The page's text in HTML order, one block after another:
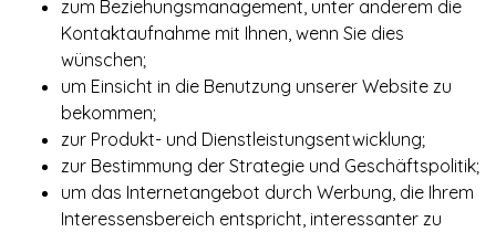
zum Beziehungsmanagement, unter anderem die
Kontaktaufnahme mit Ihnen, wenn Sie dies
wünschen;
um Einsicht in die Benutzung unserer Website zu
bekommen;
zur Produkt- und Dienstleistungsentwicklung;
zur Bestimmung der Strategie und Geschäftspolitik;
um das Internetangebot durch Werbung, die Ihrem
Interessensbereich entspricht, interessanter zu